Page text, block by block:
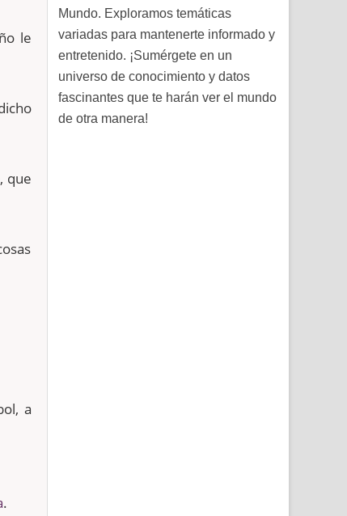
le
que
a
.
Mundo. Exploramos temáticas
variadas para mantenerte informado y
entretenido. ¡Sumérgete en un
universo de conocimiento y datos
fascinantes que te harán ver el mundo
de otra manera!